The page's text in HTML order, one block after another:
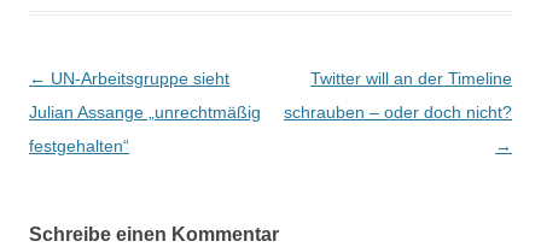
Beitragsnavigation
← UN-Arbeitsgruppe sieht
Julian Assange „unrechtmäßig
festgehalten“
Twitter will an der Timeline
schrauben – oder doch nicht?
→
Schreibe einen Kommentar